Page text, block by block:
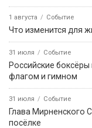
1 августа Событие
Что изменится для
31 июля Событие
Российские
флагом и гимном
31 июля Событие
Глава Мирненского
посёлке